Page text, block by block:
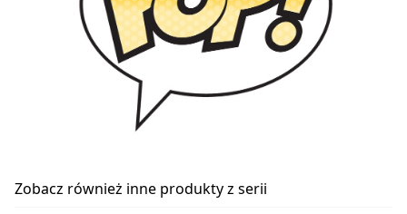
Zobacz również inne produkty z serii